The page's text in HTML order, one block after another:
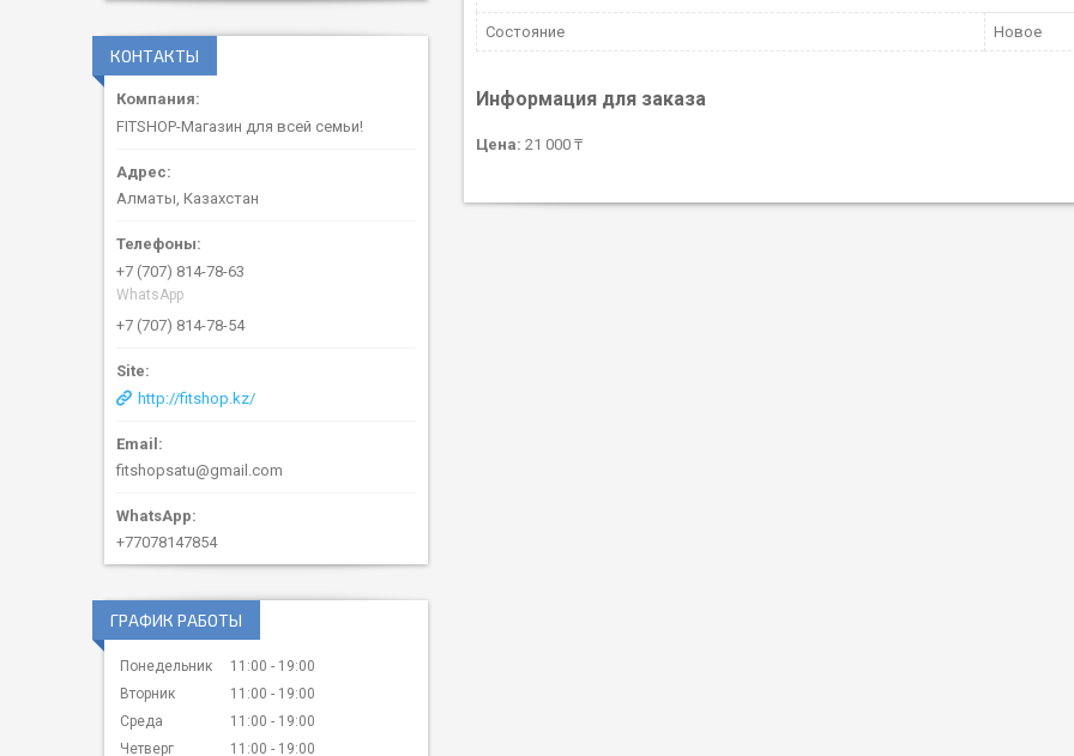
Состояние Новое
Информация для заказа
Цена: 21 000 ₸
КОНТАКТЫ
FITSHOP-Магазин для всей семьи!
Алматы, Казахстан
+7 (707) 814-78-63
WhatsApp
+7 (707) 814-78-54
http://fitshop.kz/
fitshopsatu@gmail.com
+77078147854
ГРАФИК РАБОТЫ
Понедельник 11:00
19:00
Вторник
11:00
19:00
Среда
11:00
19:00
Четверг
11:00 19:00